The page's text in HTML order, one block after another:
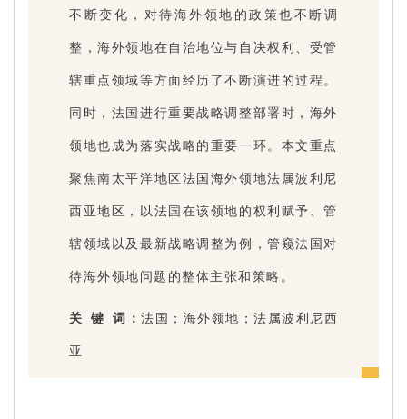
不断变化，对待海外领地的政策也不断调
整，海外领地在自治地位与自决权利、受管
辖重点领域等方面经历了不断演进的过程。
同时，法国进行重要战略调整部署时，海外
领地也成为落实战略的重要一环。本文重点
聚焦南太平洋地区法国海外领地法属波利尼
西亚地区，以法国在该领地的权利赋予、管
辖领域以及最新战略调整为例，管窥法国对
待海外领地问题的整体主张和策略。
关 键 词： 法国；海外领地；法属波利尼西
亚